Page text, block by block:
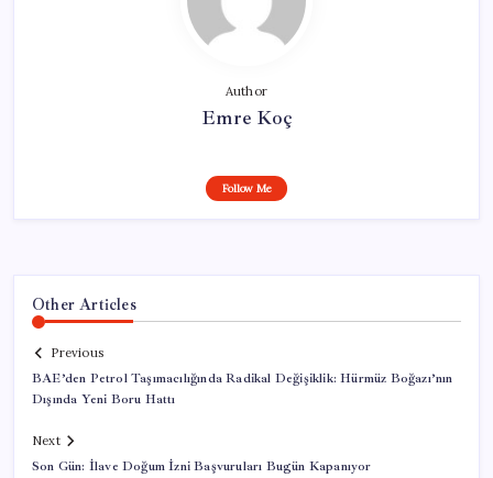
Author
Emre Koç
Follow Me
Other Articles
Previous
BAE’den Petrol Taşımacılığında Radikal Değişiklik: Hürmüz Boğazı’nın
Dışında Yeni Boru Hattı
Next
Son Gün: İlave Doğum İzni Başvuruları Bugün Kapanıyor